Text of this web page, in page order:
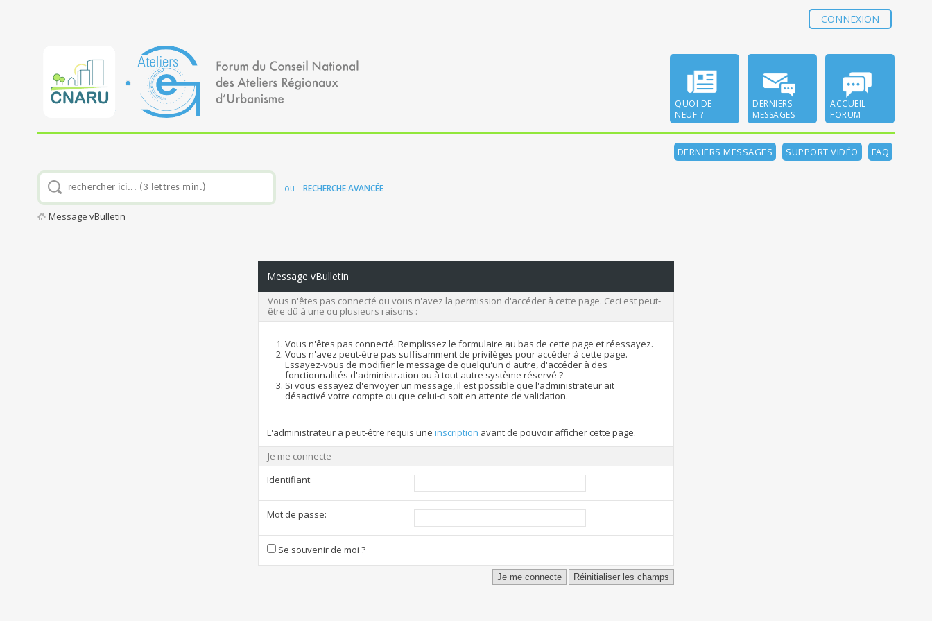
CONNEXION
QUOI DE
NEUF ?
DERNIERS
MESSAGES
ACCUEIL
FORUM
DERNIERS MESSAGES SUPPORT VIDÉO FAQ
ou RECHERCHE AVANCÉE
Message vBulletin
Message vBulletin
Vous n'êtes pas connecté ou vous n'avez la permission d'accéder à cette page. Ceci est peut-
être dû à une ou plusieurs raisons :
Vous n'êtes pas connecté. Remplissez le formulaire au bas de cette page et réessayez.
Vous n'avez peut-être pas suffisamment de privilèges pour accéder à cette page.
Essayez-vous de modifier le message de quelqu'un d'autre, d'accéder à des
fonctionnalités d'administration ou à tout autre système réservé ?
Si vous essayez d'envoyer un message, il est possible que l'administrateur ait
désactivé votre compte ou que celui-ci soit en attente de validation.
L'administrateur a peut-être requis une inscription avant de pouvoir afficher cette page.
Je me connecte
Identifiant:
Mot de passe:
Se souvenir de moi ?